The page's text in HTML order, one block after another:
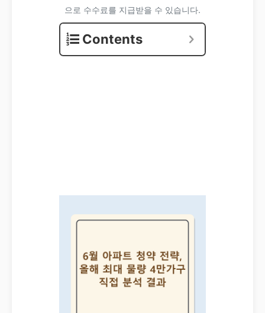
으로 수수료를 지급받을 수 있습니다.
Contents